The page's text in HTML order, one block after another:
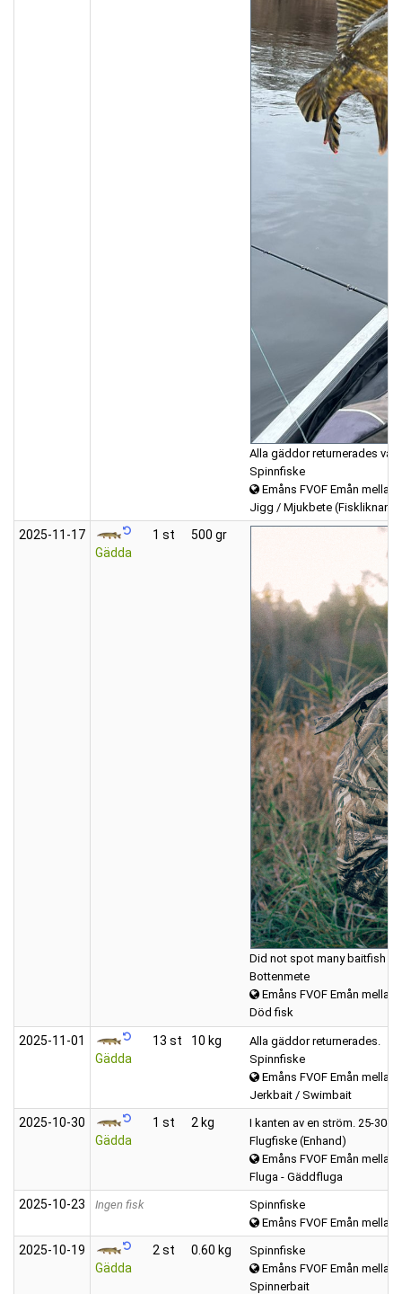
Alla gäddor returnerades
Spinnfiske
Emåns FVOF Emån
Jigg / Mjukbete
2025‑11‑17
Gädda
1 st 500 gr
Did not spot many baitfish
Bottenmete
Emåns FVOF Emån
Död fisk
2025‑11‑01
Gädda
13 st 10 kg
Alla gäddor returnerades.
Spinnfiske
Emåns FVOF Emån
Jerkbait / Swimbait
2025‑10‑30
Gädda
1 st 2 kg
I kanten av en ström. 25-
Flugfiske (Enhand)
Emåns FVOF Emån
Fluga - Gäddfluga
2025‑10‑23 Ingen fisk
Spinnfiske
Emåns FVOF Emån
2025‑10‑19
Gädda
2 st 0.60 kg
Spinnfiske
Emåns FVOF Emån
Spinnerbait